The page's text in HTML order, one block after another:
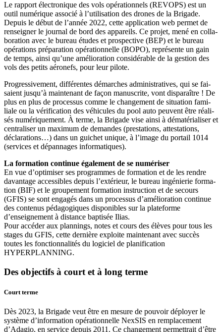
Le rap­port élec­tro­nique des vols opé­ra­tion­nels (REVOPS) est un
outil numé­rique asso­cié à l’utilisation des drones de la Bri­gade.
Depuis le début de l’année 2022, cette appli­ca­tion web per­met de
ren­sei­gner le jour­nal de bord des appa­reils. Ce pro­jet, mené en col­la­
bo­ra­tion avec le bureau études et pros­pec­tive (BEP) et le bureau
opé­ra­tions pré­pa­ra­tion opé­ra­tion­nelle (BOPO), repré­sente un gain
de temps, ain­si qu’une amé­lio­ra­tion consi­dé­rable de la ges­tion des
vols des petits aéro­nefs, pour leur pilote.
Pro­gres­si­ve­ment, dif­fé­rentes démarches admi­nis­tra­tives, qui se fai­
saient jusqu’à main­te­nant de façon manus­crite, vont dis­pa­raître ! De
plus en plus de pro­ces­sus comme le chan­ge­ment de situa­tion fami­
liale ou la véri­fi­ca­tion des véhi­cules du pool auto peuvent être réa­li­
sés numé­ri­que­ment. À terme, la Bri­gade vise ain­si à déma­té­ria­li­ser et
cen­tra­li­ser un maxi­mum de demandes (pres­ta­tions, attes­ta­tions,
décla­ra­tions…) dans un gui­chet unique, à l’image du por­tail 1014
(ser­vices et dépan­nages informatiques).
La for­ma­tion conti­nue éga­le­ment de se numé­ri­ser
En vue d’optimiser ses pro­grammes de for­ma­tion et de les rendre
davan­tage acces­sibles depuis l’extérieur, le bureau ingé­nie­rie for­ma­
tion (BIF) et le grou­pe­ment for­ma­tion ins­truc­tion et de secours
(GFIS) se sont enga­gés dans un pro­ces­sus d’amélioration conti­nue
des conte­nus péda­go­giques dis­po­nibles sur la pla­te­forme
d’enseignement à dis­tance bap­ti­sée Ilias.
Pour accé­der aux plan­nings, notes et cours des élèves pour tous les
stages du GFIS, cette der­nière exploite main­te­nant avec suc­cès
toutes les fonc­tion­na­li­tés du logi­ciel de pla­ni­fi­ca­tion
HYPERPLANNING.
Des objectifs à court et à long terme
Court terme
Dès 2023, la Bri­gade veut être en mesure de pou­voir déployer le
sys­tème d’information opé­ra­tion­nelle Nex­SIS en rem­pla­ce­ment
d’Adagio, en ser­vice depuis 2011. Ce chan­ge­ment per­met­trait d’être